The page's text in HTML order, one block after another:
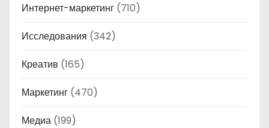
Интернет-маркетинг (710)
Исследования (342)
Креатив (165)
Маркетинг (470)
Медиа (199)